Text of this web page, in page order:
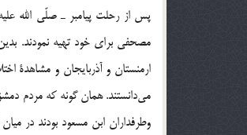
ارمنستان و آذربايجان و مشاهدة
وطرفداران ابن مسعود بودند در